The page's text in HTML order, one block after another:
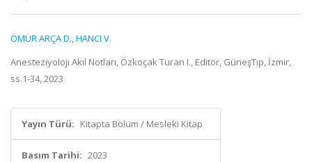
ÖMÜR ARÇA D.,HANCI V.
Anesteziyoloji Akıl Notları, Özkoçak Turan I., Editör, GüneşTıp, İzmir,
ss.1-34, 2023
Yayın Türü: Kitapta Bölüm / Mesleki Kitap
Basım Tarihi: 2023